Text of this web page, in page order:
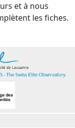
et à nous
les fiches.